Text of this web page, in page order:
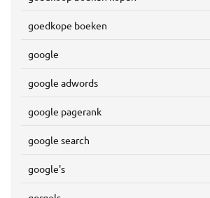
goedkope boeken
google
google adwords
google pagerank
google search
google's